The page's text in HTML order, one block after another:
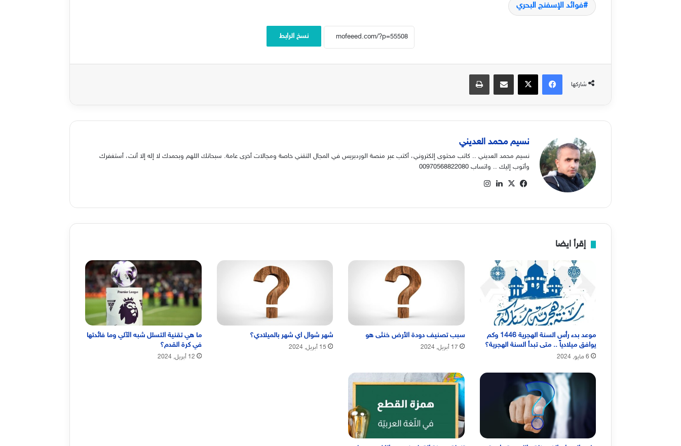
فوائد الإسفنج البحري
نسخ الرابط
شاركها
فيسبوك‫X مشاركة عبر البريد طباعة
نسيم محمد العديني
نسيم محمد العديني .. كاتب محتوى إلكتروني، أكتب عبر منصة الوردبريس في المجال التقني خاصة ومجالات أخرى عامة. سبحانك اللهم وبحمدك لا إله إلا أنت، أستغفرك
وأتوب إليك .. واتساب 00970568822080
فيسبوك
‫X لينكدإن
إقرأ ايضا
موعد بدء رأس السنة الهجرية 1446 وكم
يوافق ميلادياً .. متى تبدأ السنة الهجرية؟
6 مايو, 2024
سبب تصنيف دودة الأرض خنثى هو
17 أبريل, 2024
شهر شوال اي شهر بالميلادي؟
15 أبريل, 2024
ما هي تقنية التسلل شبه الآلي وما فائدتها
في كرة القدم؟
12 أبريل, 2024